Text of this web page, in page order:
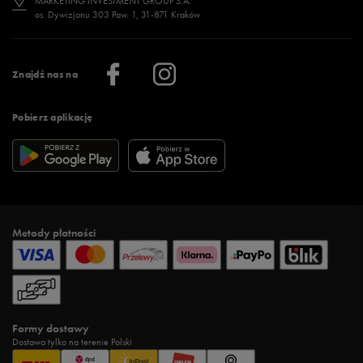
Znajdź nas na
Pobierz aplikację
Regulamin sklepu 50 style
Regulamin aplikacji 50 style
Więcej regulaminów >
Więcej >
Klub 50 style
Praca
Informacje o firmie
os. Dywizjonu 303 Paw. 1, 31-871 Kraków
Metody płatności
Formy dostawy
Dostawa tylko na terenie Polski